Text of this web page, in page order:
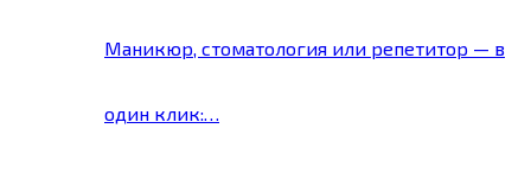
Маникюр, стоматология или репетитор — в
один клик:…